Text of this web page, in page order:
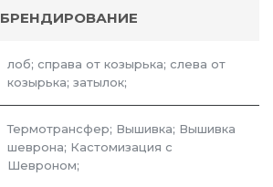
БРЕНДИРОВАНИЕ
лоб; справа от козырька; слева от
козырька; затылок;
Термотрансфер; Вышивка; Вышивка
шеврона; Кастомизация с
Шевроном;